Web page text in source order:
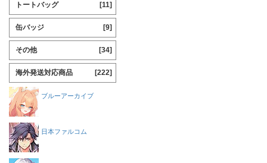
トートバッグ [11]
缶バッジ [9]
その他 [34]
海外発送対応商品 [222]
ブルーアーカイブ
日本ファルコム